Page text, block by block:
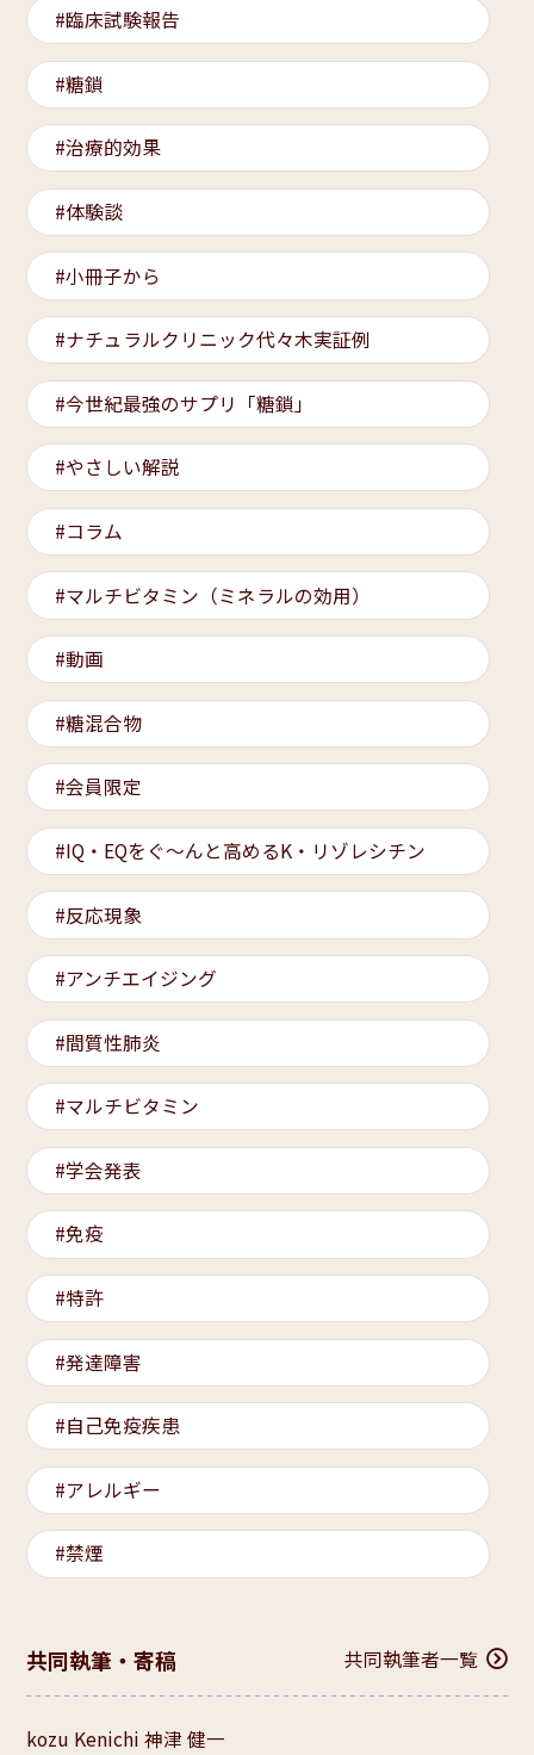
臨床試験報告
糖鎖
治療的効果
体験談
小冊子から
ナチュラルクリニック代々木実証例
今世紀最強のサプリ「糖鎖」
やさしい解説
コラム
マルチビタミン（ミネラルの効用）
動画
糖混合物
会員限定
IQ・EQをぐ～んと高めるK・リゾレシチン
反応現象
アンチエイジング
間質性肺炎
マルチビタミン
学会発表
免疫
特許
発達障害
自己免疫疾患
アレルギー
禁煙
共同執筆・寄稿 共同執筆者一覧
kozu Kenichi 神津 健一